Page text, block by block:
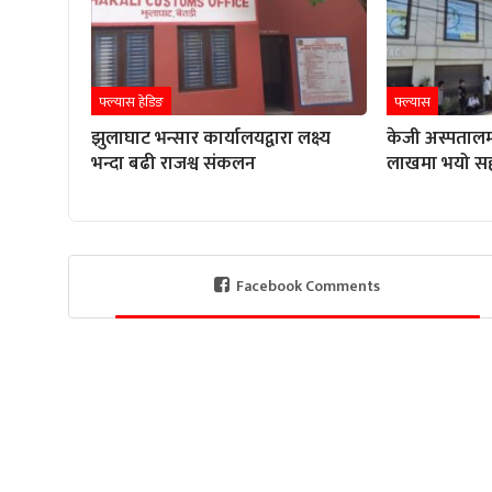
फ्ल्यास हेडिङ
झुलाघाट भन्सार कार्यालयद्वारा लक्ष्य
भन्दा बढी राजश्व संकलन
फ्ल्यास
केजी
लाखमा भयो
Facebook Comments